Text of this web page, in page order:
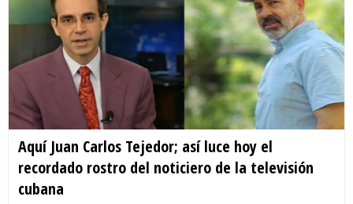
Aquí Juan Carlos Tejedor; así luce hoy el
recordado rostro del noticiero de la televisión
cubana